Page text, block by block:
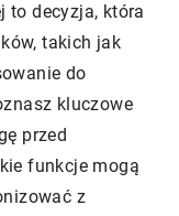
to decyzja, która
takich jak
do
kluczowe
przed
funkcje mogą
z